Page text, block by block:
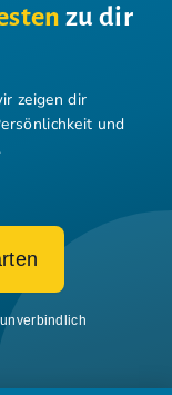
zu dir
zeigen dir
und